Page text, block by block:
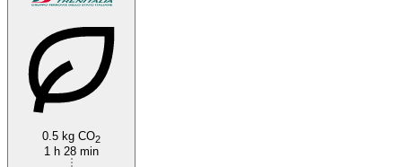
0.5 kg CO2
1 h 28 min